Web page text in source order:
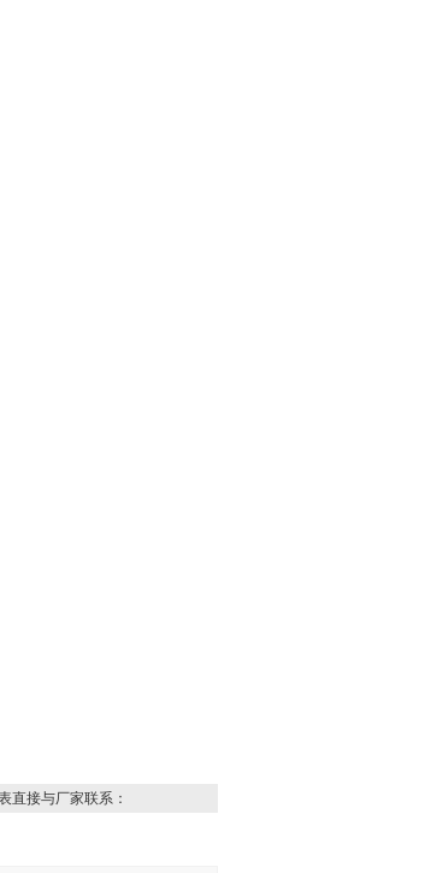
直接与厂家联系：